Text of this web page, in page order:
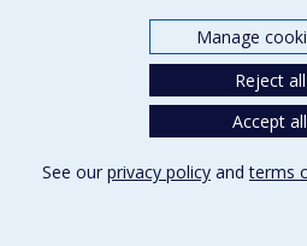
Manage
Reject all
Accept all
See our privacy policy andterms